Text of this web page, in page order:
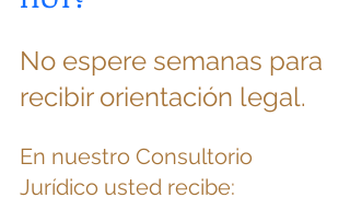
No espere semanas para
recibir orientación legal.
En nuestro Consultorio
Jurídico usted recibe: